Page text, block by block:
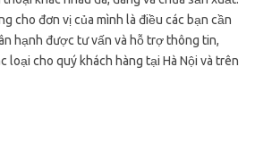
cho đơn vị của mình là điều các bạn cần
hạnh được tư vấn và hỗ trợ thông tin,
loại cho quý khách hàng tại Hà Nội và trên